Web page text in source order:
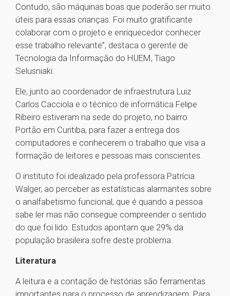
Contudo, são máquinas boas que poderão ser muito
úteis para essas crianças. Foi muito gratificante
colaborar com o projeto e enriquecedor conhecer
esse trabalho relevante”, destaca o gerente de
Tecnologia da Informação do HUEM, Tiago
Selusniaki.
Ele, junto ao coordenador de infraestrutura Luiz
Carlos Cacciola e o técnico de informática Felipe
Ribeiro estiveram na sede do projeto, no bairro
Portão em Curitiba, para fazer a entrega dos
computadores e conhecerem o trabalho que visa a
formação de leitores e pessoas mais conscientes.
O instituto foi idealizado pela professora Patrícia
Walger, ao perceber as estatísticas alarmantes sobre
o analfabetismo funcional, que é quando a pessoa
sabe ler mas não consegue compreender o sentido
do que foi lido. Estudos apontam que 29% da
população brasileira sofre deste problema.
Literatura
A leitura e a contação de histórias são ferramentas